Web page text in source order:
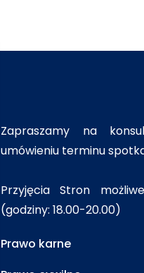
Zapraszamy na
umówieniu terminu
Przyjęcia Stron
(godziny: 18.00-20.00)
Prawo karne